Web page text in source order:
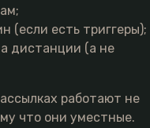
(если есть триггеры);
дистанции (а не
работают не
что они уместные.